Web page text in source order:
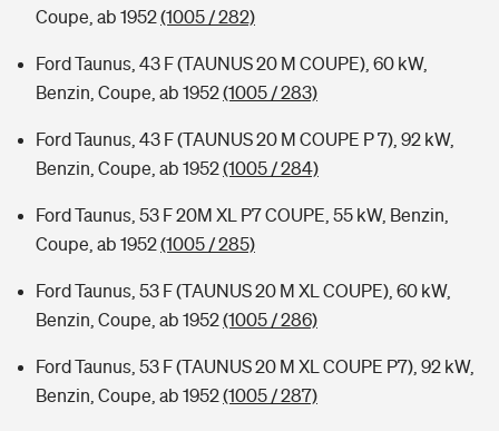
Coupe, ab 1952(1005 / 282)
Ford Taunus, 43 F (TAUNUS 20 M COUPE), 60 kW,
Benzin, Coupe, ab 1952(1005 / 283)
Ford Taunus, 43 F (TAUNUS 20 M COUPE P 7), 92 kW,
Benzin, Coupe, ab 1952(1005 / 284)
Ford Taunus, 53 F 20M XL P7 COUPE, 55 kW, Benzin,
Coupe, ab 1952(1005 / 285)
Ford Taunus, 53 F (TAUNUS 20 M XL COUPE), 60 kW,
Benzin, Coupe, ab 1952(1005 / 286)
Ford Taunus, 53 F (TAUNUS 20 M XL COUPE P7), 92 kW,
Benzin, Coupe, ab 1952(1005 / 287)